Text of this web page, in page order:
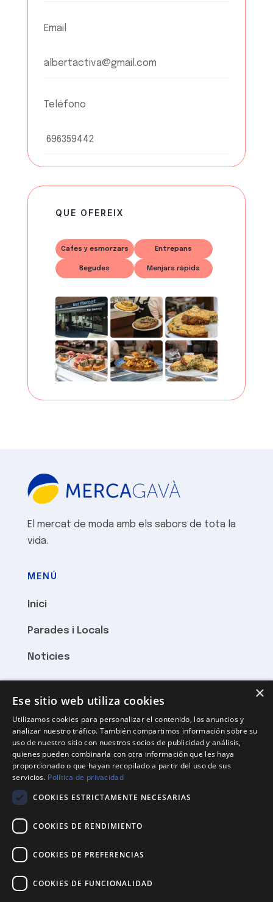
Email
albertactiva@gmail.com
Teléfono
696359442
QUE OFEREIX
Cafes y esmorzars Entrepans
Begudes Menjars ràpids
El mercat de moda amb els sabors de tota la
vida.
MENÚ
Inici
Parades i Locals
Noticies
Dilluns a Divendres 8:15 – 21:00
Dissabtes 8:15 fins al migdia
Diumenge tancat
08850 Gavà
mercagava@gmail.com
×
Ese sitio web utiliza cookies
Utilizamos cookies para personalizar el contenido, los anuncios y
analizar nuestro tráfico. También compartimos información sobre su
uso de nuestro sitio con nuestros socios de publicidad y análisis,
quienes pueden combinarla con otra información que les haya
proporcionado o que hayan recopilado a partir del uso de sus
servicios. Política de privacidad
COOKIES ESTRICTAMENTE NECESARIAS
COOKIES DE RENDIMIENTO
COOKIES DE PREFERENCIAS
COOKIES DE FUNCIONALIDAD